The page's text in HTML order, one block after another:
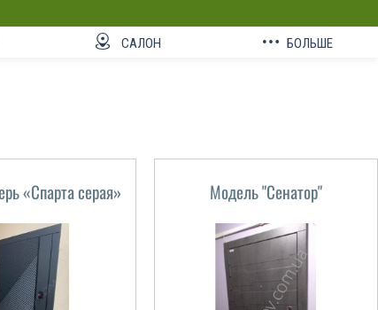
САЛОН БОЛЬШЕ
«Спарта серая» Модель "Сенатор"